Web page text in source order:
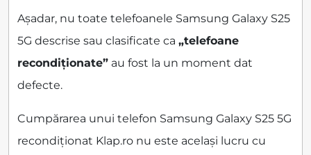
Așadar, nu toate telefoanele Samsung Galaxy S25
5G descrise sau clasificate ca „telefoane
recondiționate” au fost la un moment dat
defecte.
Cumpărarea unui telefon Samsung Galaxy S25 5G
recondiționat Klap.ro nu este același lucru cu